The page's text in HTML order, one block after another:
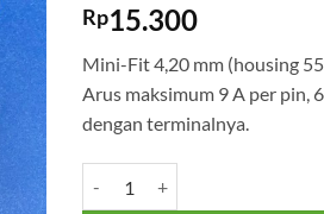
Rp15.300
Mini-Fit 4,20 mm (housing
Arus maksimum 9 A per pin,
dengan terminalnya.